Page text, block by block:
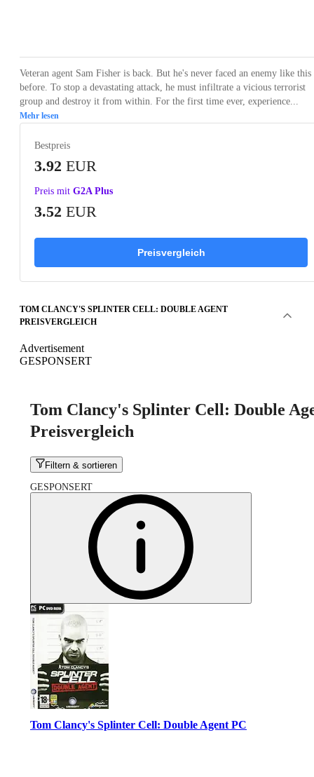
Veteran agent Sam Fisher is back. But he's never faced an enemy like this
before. To stop a devastating attack, he must infiltrate a vicious terrorist
group and destroy it from within. For the first time ever, experience...
Mehr lesen
Bestpreis
3.92 EUR
Preis mit G2A Plus
3.52 EUR
Preisvergleich
TOM CLANCY'S SPLINTER CELL: DOUBLE AGENT
PREISVERGLEICH
Advertisement
GESPONSERT
Tom Clancy's Splinter Cell: Double
Preisvergleich
Filtern & sortieren
GESPONSERT
Tom Clancy's Splinter Cell: Double Agent PC